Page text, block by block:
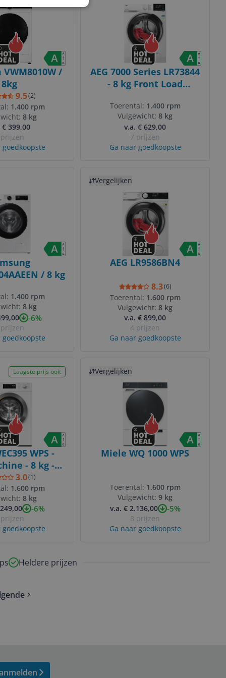
/
8kg
9.5(2)
1.400 rpm
8 kg
€ 399,00
goedkoopste
AEG 7000 Series LR73844
- 8 kg Front Load
White
Toerental: 1.400 rpm
Vulgewicht: 8 kg
v.a. € 629,00
7 prijzen
Ga naar goedkoopste
/ 8 kg
1.400 rpm
8 kg
-6%
goedkoopste
Vergelijken
AEG LR9586BN4
8.3(6)
Toerental: 1.600 rpm
Vulgewicht: 8 kg
v.a. € 899,00
4 prijzen
Ga naar goedkoopste
Laagste prijs ooit
WPS -
- 8 kg -
- Wit
3.0(1)
1.600 rpm
8 kg
-6%
goedkoopste
Vergelijken
Miele WQ 1000 WPS
Toerental: 1.600 rpm
Vulgewicht: 9 kg
v.a. € 2.136,00
-5%
8 prijzen
Ga naar goedkoopste
Heldere prijzen